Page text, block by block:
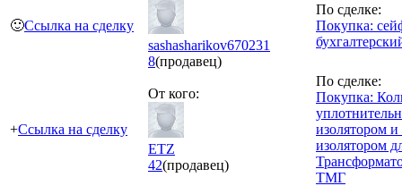
🙂Ссылка на сделку
sashasharikov670231
8(продавец)
По сделке:
Покупка:
+Ссылка на сделку
От кого:
ETZ
42(продавец)
По сделке:
Покупка:
изолятором и
изолятором
ТМГ